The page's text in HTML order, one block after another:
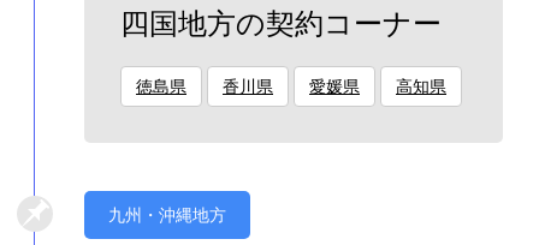
四国地方の契約コーナー
徳島県 香川県 愛媛県 高知県
九州・沖縄地方